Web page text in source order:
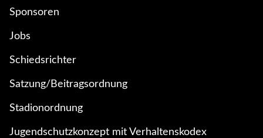
Sponsoren
Jobs
Schiedsrichter
Satzung/Beitragsordnung
Stadionordnung
Jugendschutzkonzept mit Verhaltenskodex